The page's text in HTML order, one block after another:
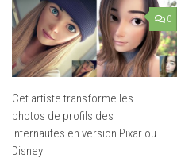
0
Cet artiste transforme les
photos de profils des
internautes en version Pixar ou
Disney